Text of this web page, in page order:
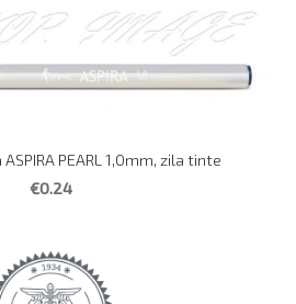
PEARL 1,0mm, zila tinte
€0.24